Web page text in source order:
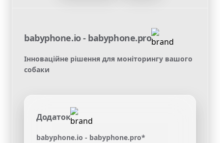
babyphone.io - babyphone.pro
Інноваційне рішення для моніторингу вашого
собаки
Додаток
babyphone.io - babyphone.pro*